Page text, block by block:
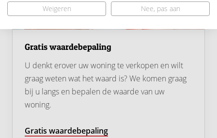
Daarnaast beschikt de woning over een royale berging
van circa 24 m², voorzien van zowel een loopdeur als
een roldeur. De ruimte heeft de uitstraling en het
formaat van een garage, maar is niet bereikbaar met de
auto. Wel is deze ideaal voor het veilig stallen van
fietsen, motoren, gereedschap en andere spullen. De
berging is grotendeels geïsoleerd; alleen het dak is niet
Gratis waardebepaling
U denkt erover uw woning te verkopen en wilt
graag weten wat het waard is? We komen graag
bij u langs en bepalen de waarde van uw
woning.
Gratis waardebepaling
Weigeren
Nee, pas aan